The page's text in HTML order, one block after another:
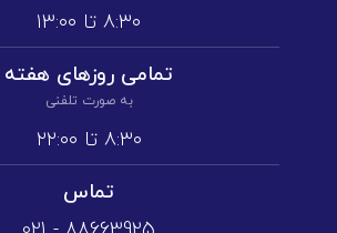
۸:۳۰ تا ۱3:۰۰
تمامی روز‌های هفته
به صورت تلفنی
۸:۳۰ تا ۲۲:۰۰
تماس